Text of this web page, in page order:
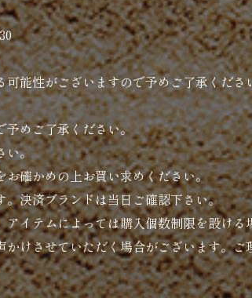
能性がございますので予めご了承くださ
めご了承ください。
い。
確かめの上お買い求めください。
決済ブランドは当日ご確認下さい。
イテムによっては購入個数制限を設ける
けさせていただく場合がございます。ご